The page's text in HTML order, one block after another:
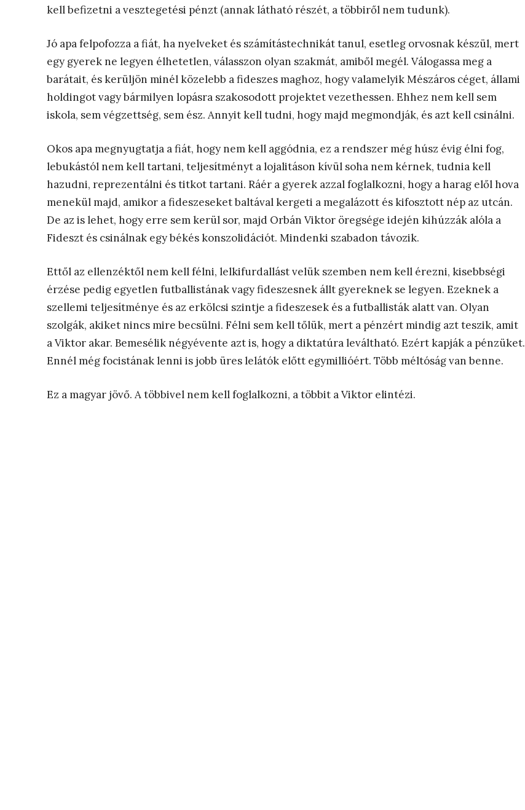
kell befizetni a vesztegetési pénzt (annak látható részét, a többiről nem tudunk).
Jó apa felpofozza a fiát, ha nyelveket és számítástechnikát tanul, esetleg orvosnak készül, mert
egy gyerek ne legyen élhetetlen, válasszon olyan szakmát, amiből megél. Válogassa meg a
barátait, és kerüljön minél közelebb a fideszes maghoz, hogy valamelyik Mészáros céget, állami
holdingot vagy bármilyen lopásra szakosodott projektet vezethessen. Ehhez nem kell sem
iskola, sem végzettség, sem ész. Annyit kell tudni, hogy majd megmondják, és azt kell csinálni.
Okos apa megnyugtatja a fiát, hogy nem kell aggódnia, ez a rendszer még húsz évig élni fog,
lebukástól nem kell tartani, teljesítményt a lojalitáson kívül soha nem kérnek, tudnia kell
hazudni, reprezentálni és titkot tartani. Ráér a gyerek azzal foglalkozni, hogy a harag elől hova
menekül majd, amikor a fideszeseket baltával kergeti a megalázott és kifosztott nép az utcán.
De az is lehet, hogy erre sem kerül sor, majd Orbán Viktor öregsége idején kihúzzák alóla a
Fideszt és csinálnak egy békés konszolidációt. Mindenki szabadon távozik.
Ettől az ellenzéktől nem kell félni, lelkifurdallást velük szemben nem kell érezni, kisebbségi
érzése pedig egyetlen futballistának vagy fideszesnek állt gyereknek se legyen. Ezeknek a
szellemi teljesítménye és az erkölcsi szintje a fideszesek és a futballisták alatt van. Olyan
szolgák, akiket nincs mire becsülni. Félni sem kell tőlük, mert a pénzért mindig azt teszik, amit
a Viktor akar. Bemesélik négyévente azt is, hogy a diktatúra leváltható. Ezért kapják a pénzüket.
Ennél még focistának lenni is jobb üres lelátók előtt egymillióért. Több méltóság van benne.
Ez a magyar jövő. A többivel nem kell foglalkozni, a többit a Viktor elintézi.